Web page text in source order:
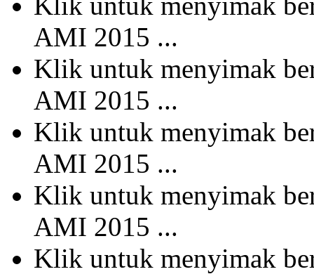
AMI 2015 ...
Klik untuk menyimak
AMI 2015 ...
Klik untuk menyimak
AMI 2015 ...
Klik untuk menyimak
AMI 2015 ...
Klik untuk menyimak